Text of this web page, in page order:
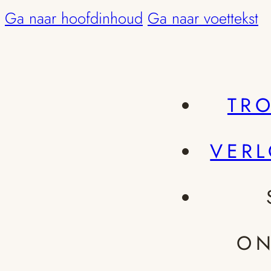
Ga naar hoofdinhoud Ga naar voettekst